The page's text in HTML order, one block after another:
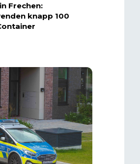
Frechen:
knapp 100